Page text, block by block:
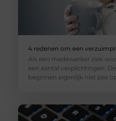
4 redenen om een
Als een medewerker ziek
een aantal verplichtingen.
beginnen eigenlijk niet pas